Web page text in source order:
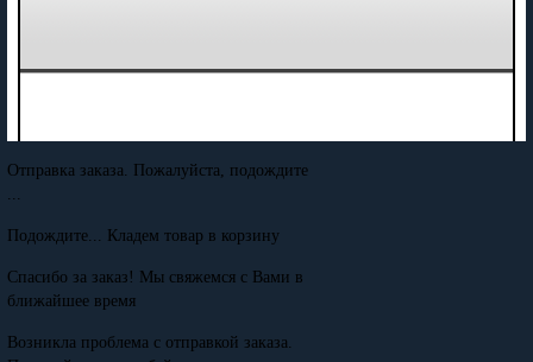
Отправка заказа. Пожалуйста, подождите
...
Подождите... Кладем товар в корзину
Спасибо за заказ! Мы свяжемся с Вами в
ближайшее время
Возникла проблема с отправкой заказа.